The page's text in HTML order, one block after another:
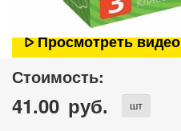
Просмотреть видео
Стоимость:
41.00 руб. шт